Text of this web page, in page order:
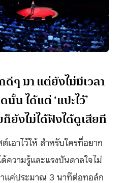
ๆ มา แต่ยังไม่มีเวลา
น ได้แต่ ‘แปะไว้’
ยังไม่ได้ฟังได้ดูเสียที
เอาไว้ให้ สำหรับใครที่อยาก
ความรู้และแรงบันดาลใจไม่
แค่ประมาณ 3 นาทีต่อทอล์ก